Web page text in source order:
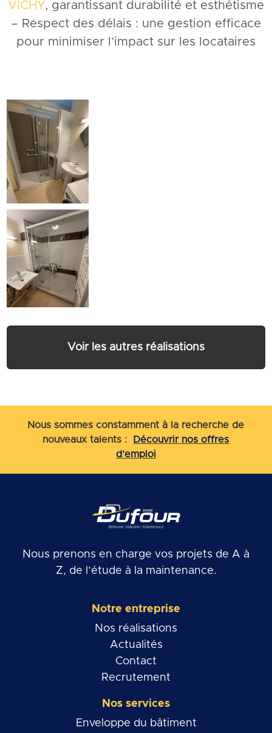
VICHY, garantissant durabilité et esthétisme
– Respect des délais : une gestion efficace
pour minimiser l’impact sur les locataires
Voir les autres réalisations
Nous sommes constamment à la recherche de
nouveaux talents :
Découvrir nos offres
d’emploi
Nous prenons en charge vos projets de A à
Z, de l’étude à la maintenance.
Notre entreprise
Nos réalisations
Actualités
Contact
Recrutement
Nos services
Enveloppe du bâtiment